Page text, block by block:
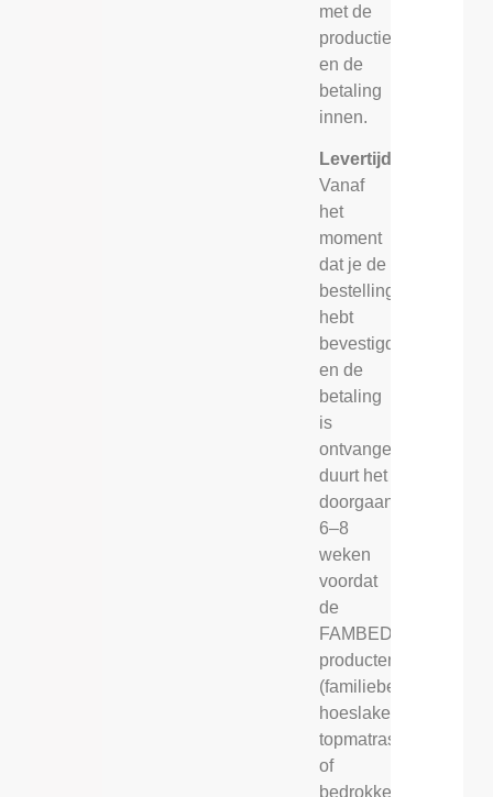
met de
productie
en de
betaling
innen.
Levertijd
Vanaf
het
moment
dat je de
bestelling
hebt
bevestigd
en de
betaling
is
ontvangen,
duurt het
doorgaans
6–8
weken
voordat
de
FAMBED®
producten
(familiebed,
hoeslakens,
topmatrassen
of
bedrokken)